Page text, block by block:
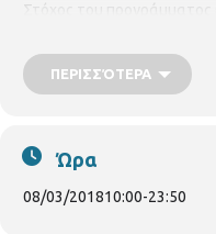
Στόχος του προγράμματος
παιδείαςκαι η
νοοτροπίαςΤο πρόγραμμα
περιοχής
ΠΕΡΙΣΣΌΤΕΡΑ
Ώρα
08/03/201810:00-23:50